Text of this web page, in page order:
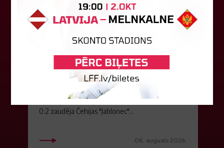
"Riga FC" iegūst handikapu, RFS
būs jāatspēlējas
Ceturtdienas vakarā savas spēles UEFA
Konferences līgas kvalifikācijas trešajā kārtā
aizvadīja divi Latvijas klubi. FC RFS izbraukumā ar
0:2 zaudēja Čehijas "Jablonec"...
06. augusts 2026.